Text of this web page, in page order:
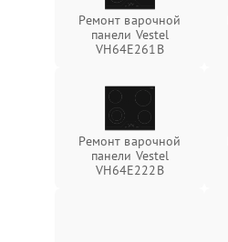
Ремонт варочной
панели Vestel
VH64E261B
Ремонт варочной
панели Vestel
VH64E222B